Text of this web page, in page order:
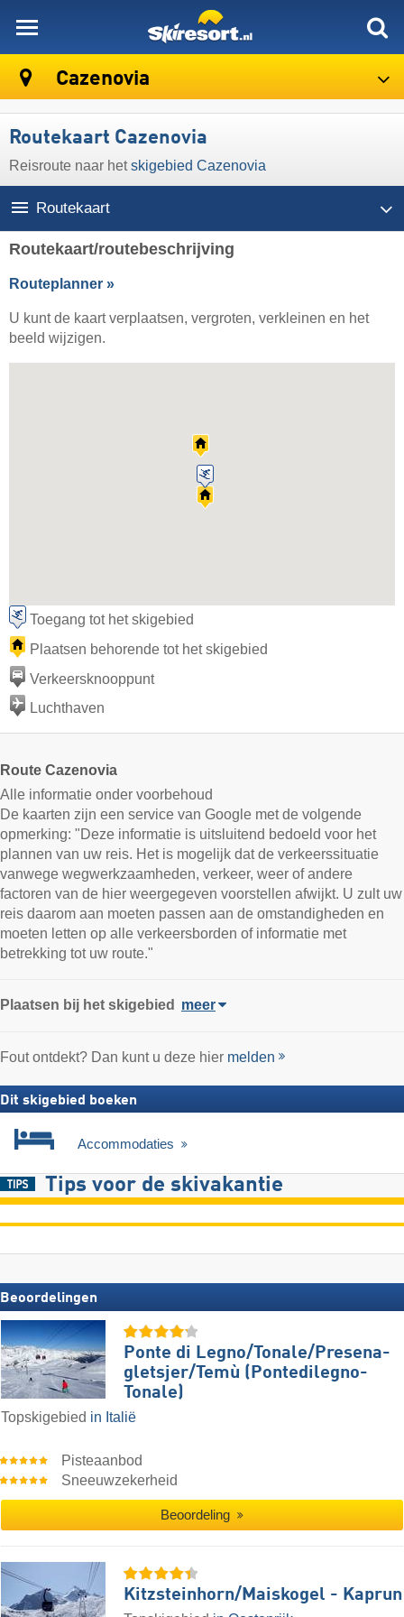
Cazenovia
Routekaart Cazenovia
Reisroute naar hetskigebied Cazenovia
Routekaart
Routekaart/routebeschrijving
Routeplanner »
U kunt de kaart verplaatsen, vergroten, verkleinen en het
beeld wijzigen.
Toegang tot het skigebied
Plaatsen behorende tot het skigebied
Verkeersknooppunt
Luchthaven
Route Cazenovia
Alle informatie onder voorbehoud
De kaarten zijn een service van Google met de volgende
opmerking: "Deze informatie is uitsluitend bedoeld voor het
plannen van uw reis. Het is mogelijk dat de verkeerssituatie
vanwege wegwerkzaamheden, verkeer, weer of andere
factoren van de hier weergegeven voorstellen afwijkt. U zult uw
reis daarom aan moeten passen aan de omstandigheden en
moeten letten op alle verkeersborden of informatie met
betrekking tot uw route."
Plaatsen bij het skigebied meer
Fout ontdekt? Dan kunt u deze hier melden
Dit skigebied boeken
Accommodaties
Tips voor de skivakantie
Beoordelingen
Ponte di Legno/​​Tonale/​​Presena-
gletsjer/​​Temù (Pontedilegno-
Tonale)
Topskigebied in Italië
Pisteaanbod
Sneeuwzekerheid
Beoordeling
Kitzsteinhorn/​Maiskogel - Kaprun